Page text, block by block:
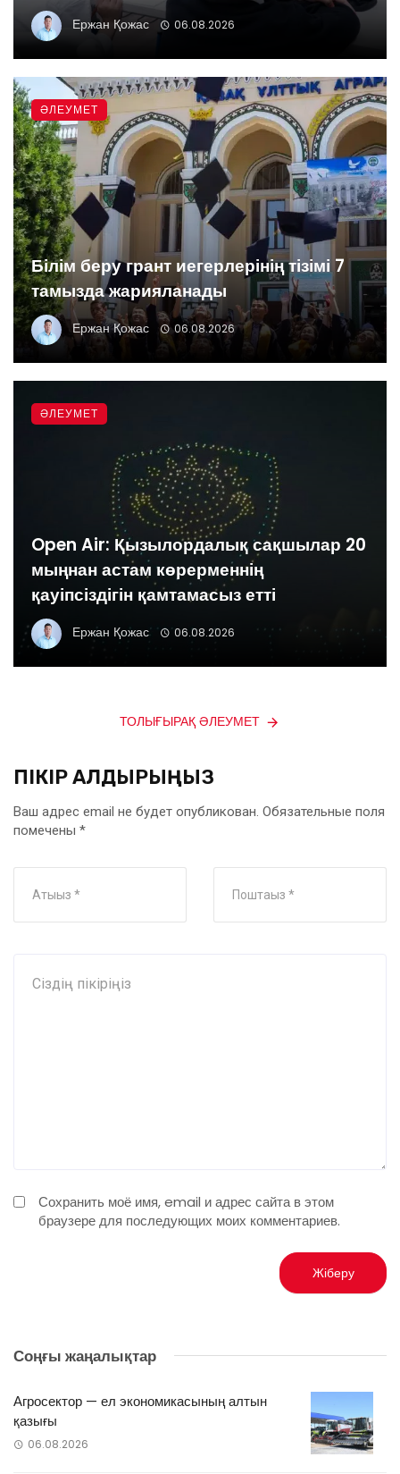
Ержан Қожас 06.08.2026
Білім беру грант иегерлерінің тізімі 7
тамызда жарияланады
Ержан Қожас 06.08.2026
ӘЛЕУМЕТ
Open Air: Қызылордалық сақшылар 20
мыңнан астам көрерменнің
қауіпсіздігін қамтамасыз етті
Ержан Қожас 06.08.2026
ӘЛЕУМЕТ
ТОЛЫҒЫРАҚ ӘЛЕУМЕТ
ПІКІР ҚАЛДЫРЫҢЫЗ
Ваш адрес email не будет опубликован. Обязательные поля
помечены *
Сохранить моё имя, email и адрес сайта в этом
браузере для последующих моих комментариев.
Соңғы жаңалықтар
Агросектор — ел экономикасының алтын
қазығы
06.08.2026